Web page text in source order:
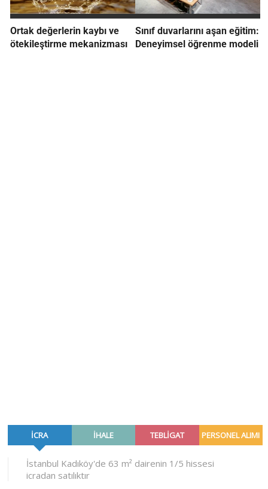
Ortak değerlerin kaybı ve
ötekileştirme mekanizması
Sınıf duvarlarını aşan eğitim:
Deneyimsel öğrenme modeli